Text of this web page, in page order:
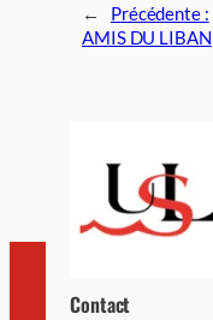
←
Précédente :
AMIS DU LIBAN
Contact